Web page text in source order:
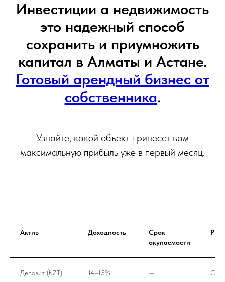
Инвестиции а недвижимость
это надежный способ
сохранить и приумножить
капитал в Алматы и Астане.
Готовый арендный бизнес от
собственника.
Узнайте, какой объект принесет вам
максимальную прибыль уже в первый месяц.
Актив Доходность
Срок
окупаемости
Риск
Депозит (KZT) 14–15% —